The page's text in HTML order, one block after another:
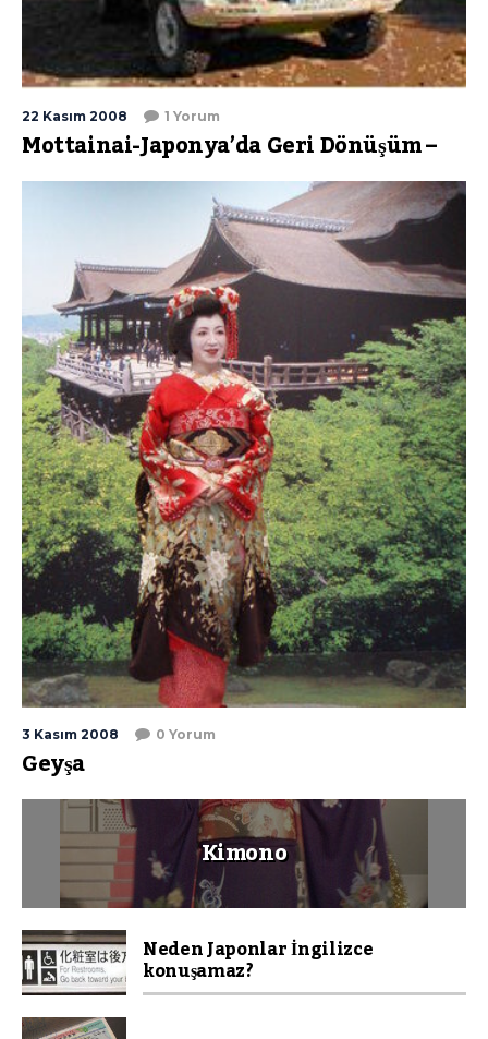
22 Kasım 2008 1 Yorum
Mottainai-Japonya’da Geri Dönüşüm –
3 Kasım 2008 0 Yorum
Geyşa
Kimono
Neden Japonlar İngilizce
konuşamaz?